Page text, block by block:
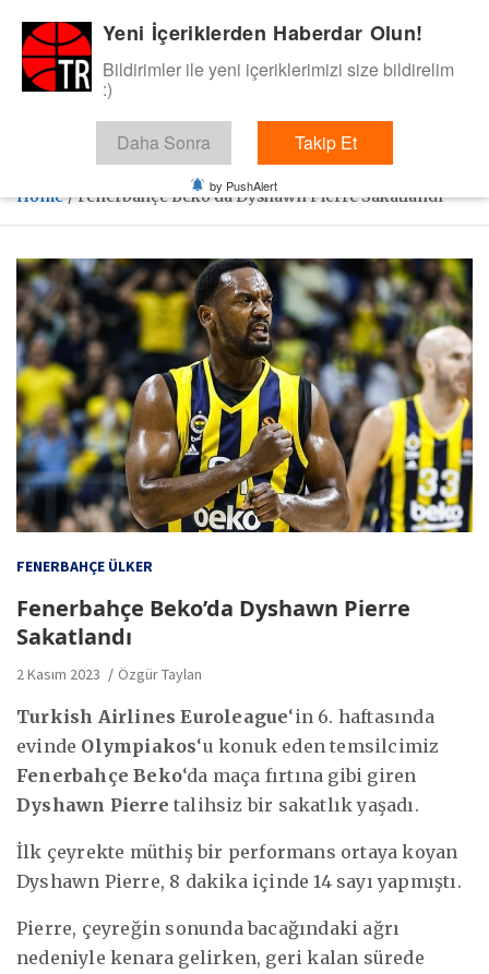
content
BasketTR
Sol dip çizgiden bir basket de bizden gelsin dedik.
Home Fenerbahçe Beko’da Dyshawn Pierre Sakatlandı
FENERBAHÇE ÜLKER
Fenerbahçe Beko’da Dyshawn Pierre
Sakatlandı
2 Kasım 2023 Özgür Taylan
Turkish Airlines Euroleague‘in 6. haftasında
evinde Olympiakos‘u konuk eden temsilcimiz
Fenerbahçe Beko‘da maça fırtına gibi giren
Dyshawn Pierre talihsiz bir sakatlık yaşadı.
İlk çeyrekte müthiş bir performans ortaya koyan
Dyshawn Pierre, 8 dakika içinde 14 sayı yapmıştı.
Pierre, çeyreğin sonunda bacağındaki ağrı
nedeniyle kenara gelirken, geri kalan sürede
Yeni İçeriklerden Haberdar Olun!
Bildirimler ile yeni içeriklerimizi size bildirelim
:)
Daha Sonra Takip Et
by PushAlert